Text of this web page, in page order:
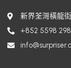
新界荃灣橫龍
+852 5598